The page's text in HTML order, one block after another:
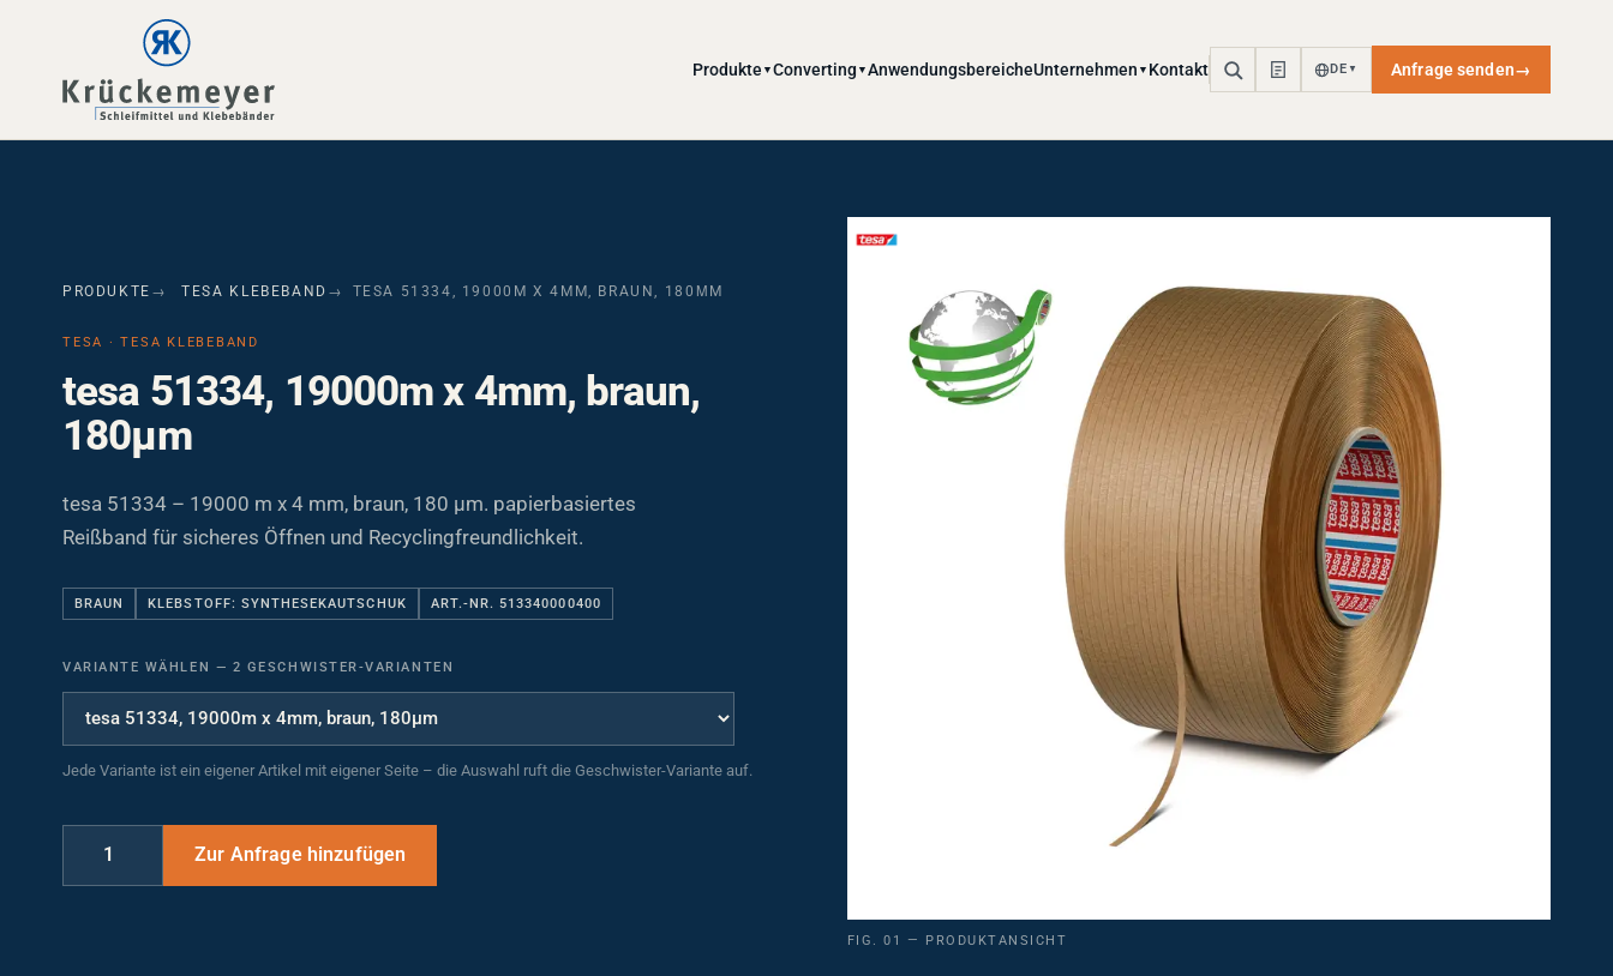
Skip to main navigation
Skip to main content
Skip to page footer
Produkte ▼Converting ▼ AnwendungsbereicheUnternehmen ▼ Kontakt DE ▼ Anfrage senden→
PRODUKTE TESA KLEBEBAND TESA 51334, 19000M X 4MM, BRAUN, 180ΜM
TESA · TESA KLEBEBAND
tesa 51334, 19000m x 4mm, braun,
180µm
tesa 51334 – 19000 m x 4 mm, braun, 180 µm. papierbasiertes
Reißband für sicheres Öffnen und Recyclingfreundlichkeit.
BRAUN KLEBSTOFF: SYNTHESEKAUTSCHUK ART.-NR. 513340000400
VARIANTE WÄHLEN — 2 GESCHWISTER-VARIANTEN
Jede Variante ist ein eigener Artikel mit eigener Seite – die Auswahl ruft die Geschwister-Variante auf.
FIG. 01 — PRODUKTANSICHT